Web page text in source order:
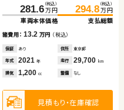
281.6 （税込）
万円
車両本体価格
294.8 （税込）
万円
支払総額
諸費用：13.2 万円 （税込）
保証 あり 住所 東京都
年式 2021 年 走行 29,700 km
排気 1,200 cc 整備 なし
見積もり・在庫確認